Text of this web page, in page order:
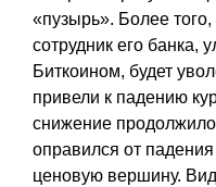
«пузырь». Более
сотрудник его банка,
Биткоином, будет
привели к падению
снижение
оправился от
ценовую вершину.